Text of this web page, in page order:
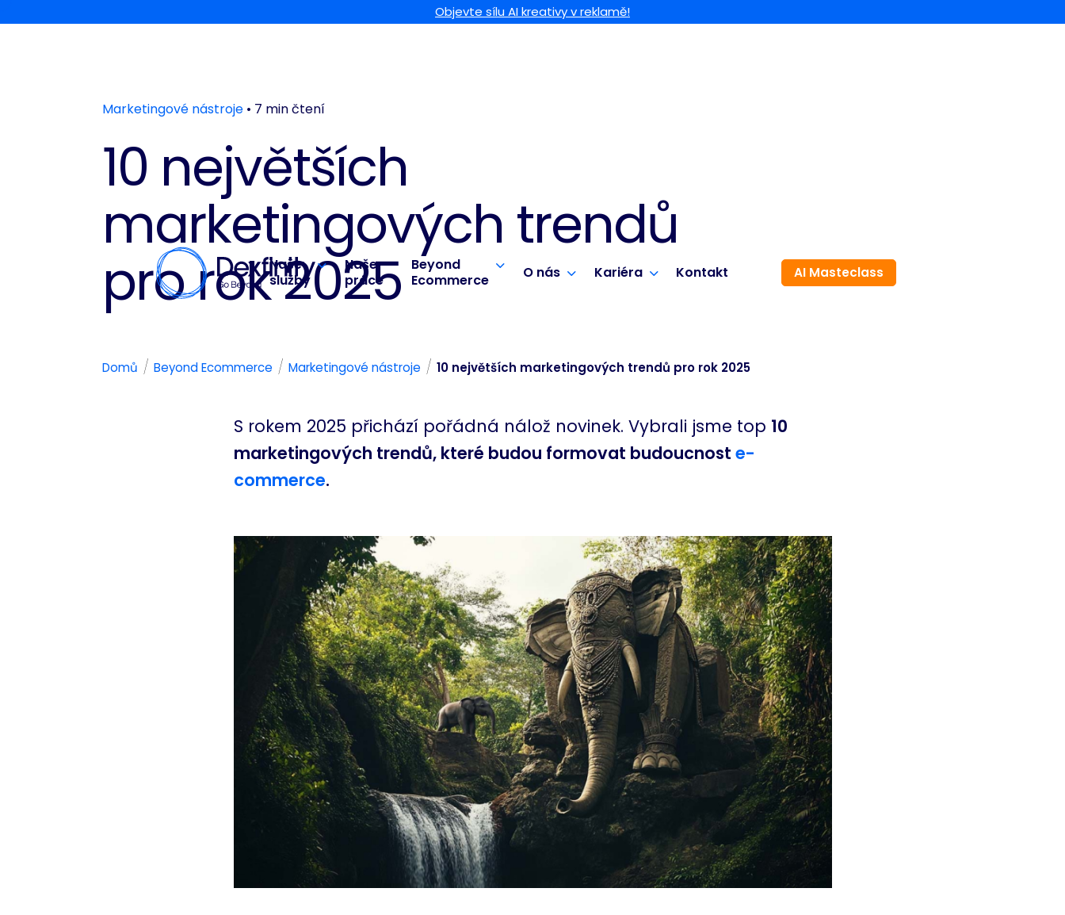
Objevte sílu AI kreativy v reklamě!
Naše
služby
Naše
práce
Beyond
Ecommerce
O nás Kariéra Kontakt AI Masteclass
Marketingové nástroje• 7 min čtení
10 největších
marketingových trendů
pro rok 2025
Domů / Beyond Ecommerce / Marketingové nástroje / 10 největších marketingových trendů pro rok 2025
S rokem 2025 přichází pořádná nálož novinek. Vybrali jsme top 10
marketingových trendů, které budou formovat budoucnost e-
commerce.